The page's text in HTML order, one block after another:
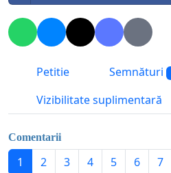
Petitie Semnături
Vizibilitate suplimentară
Comentarii
1 2 3 4 5 6 7